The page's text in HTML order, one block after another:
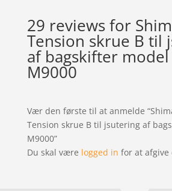
29 reviews for
Tension skrue B til
af bagskifter model
M9000
Vær den første til at anmelde
Tension skrue B til jsutering af
M9000”
Du skal være logged in for at afgive